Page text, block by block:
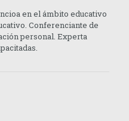
en el ámbito educativo
Conferenciante de
personal. Experta